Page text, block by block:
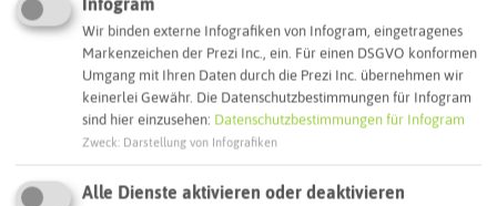
Infogram
Wir binden externe Infografiken von Infogram, eingetragenes
Markenzeichen der Prezi Inc., ein. Für einen DSGVO konformen
Umgang mit Ihren Daten durch die Prezi Inc. übernehmen wir
keinerlei Gewähr. Die Datenschutzbestimmungen für Infogram
sind hier einzusehen: Datenschutzbestimmungen für Infogram
Zweck Darstellung von Infografiken
Alle Dienste aktivieren oder deaktivieren